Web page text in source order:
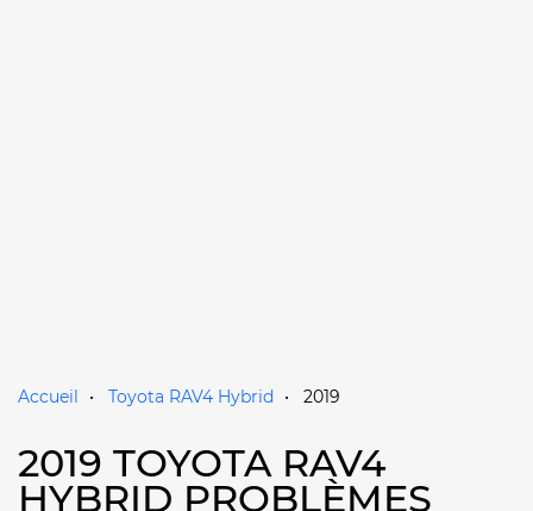
Accueil Toyota RAV4 Hybrid 2019
2019 TOYOTA RAV4
HYBRID PROBLÈMES